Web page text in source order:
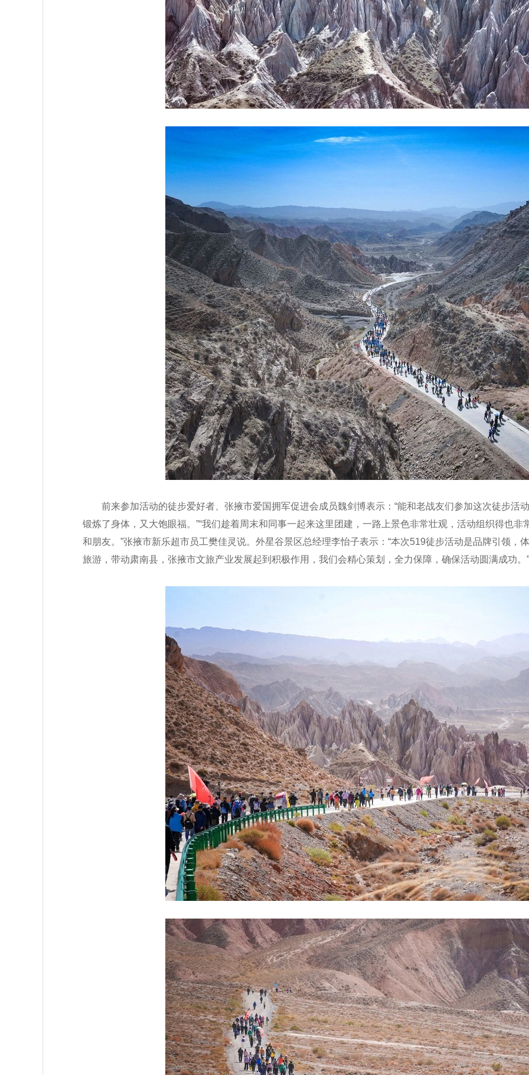
前来参加活动的徒步爱好者、张掖市爱国拥军促进会成员魏剑博表示：“能和老战友们参加这次徒步活
锻炼了身体，又大饱眼福。”“我们趁着周末和同事一起来这里团建，一路上景色非常壮观，活动组织得也
和朋友。”张掖市新乐超市员工樊佳灵说。外星谷景区总经理李怡子表示：“本次519徒步活动是品牌引领，
旅游，带动肃南县，张掖市文旅产业发展起到积极作用，我们会精心策划，全力保障，确保活动圆满成功。”